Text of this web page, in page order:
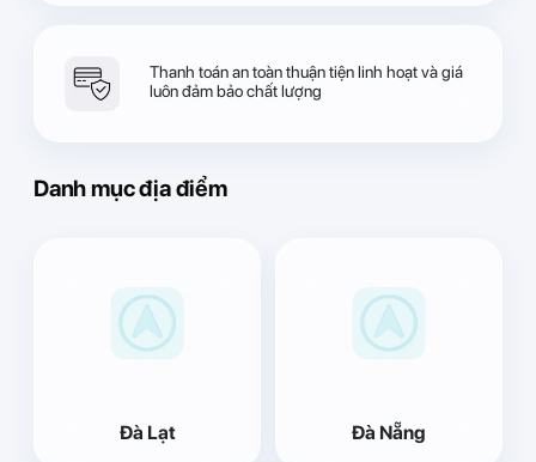
Thanh toán an toàn thuận tiện linh hoạt và giá
luôn đảm bảo chất lượng
Danh mục địa điểm
Đà Lạt Đà Nẵng